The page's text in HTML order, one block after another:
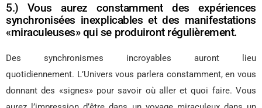
5.) Vous aurez constamment des expériences
synchronisées inexplicables et des manifestations
«miraculeuses» qui se produiront régulièrement.
Des synchronismes incroyables auront lieu
quotidiennement. L’Univers vous parlera constamment, en vous
donnant des «signes» pour savoir où aller et quoi faire. Vous